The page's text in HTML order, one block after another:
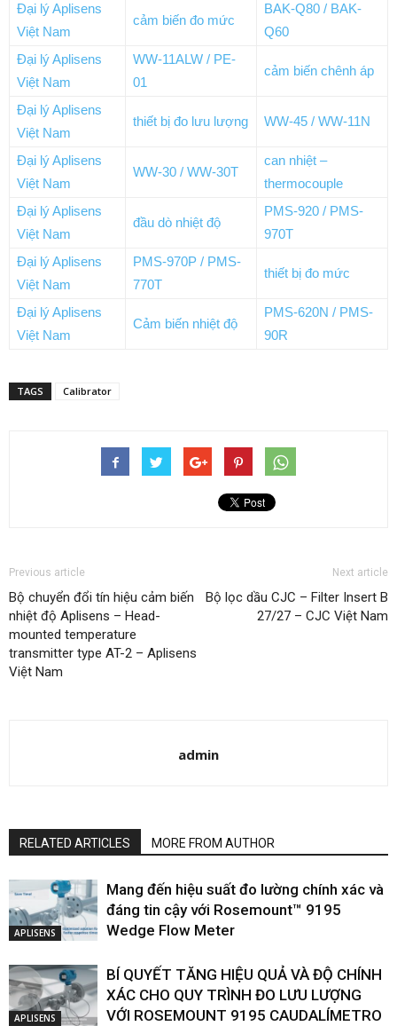
Đại lý Aplisens
Việt Nam
cảm biến đo mức
BAK-Q80 / BAK-
Q60
Đại lý Aplisens
Việt Nam
WW-11ALW / PE-
01
cảm biến chênh áp
Đại lý Aplisens
Việt Nam
thiết bị đo lưu lượng WW-45 / WW-11N
Đại lý Aplisens
Việt Nam
WW-30 / WW-30T
can nhiệt –
thermocouple
Đại lý Aplisens
Việt Nam
đầu dò nhiệt độ
PMS-920 / PMS-
970T
Đại lý Aplisens
Việt Nam
PMS-970P / PMS-
770T
thiết bị đo mức
Đại lý Aplisens
Việt Nam
Cảm biến nhiệt độ
PMS-620N / PMS-
90R
TAGS Calibrator
Previous article
Bộ chuyển đổi tín hiệu cảm biến
nhiệt độ Aplisens – Head-
mounted temperature
transmitter type AT-2 – Aplisens
Việt Nam
Next article
Bộ lọc dầu CJC – Filter Insert B
27/27 – CJC Việt Nam
admin
RELATED ARTICLES MORE FROM AUTHOR
APLISENS
Mang đến hiệu suất đo lường chính xác và
đáng tin cậy với Rosemount™ 9195
Wedge Flow Meter
APLISENS
BÍ QUYẾT TĂNG HIỆU QUẢ VÀ ĐỘ CHÍNH
XÁC CHO QUY TRÌNH ĐO LƯU LƯỢNG
VỚI ROSEMOUNT 9195 CAUDALÍMETRO